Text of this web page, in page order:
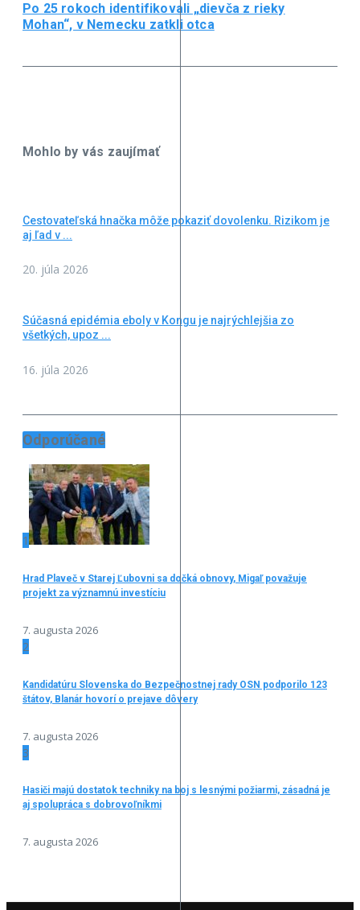
Po 25 rokoch identifikovali „dievča z rieky
Mohan“, v Nemecku zatkli otca
Mohlo by vás zaujímať
Cestovateľská hnačka môže pokaziť dovolenku. Rizikom je
aj ľad v ...
20. júla 2026
Súčasná epidémia eboly v Kongu je najrýchlejšia zo
všetkých, upoz ...
16. júla 2026
Odporúčané
1
Hrad Plaveč v Starej Ľubovni sa dočká obnovy, Migaľ považuje
projekt za významnú investíciu
7. augusta 2026
2
Kandidatúru Slovenska do Bezpečnostnej rady OSN podporilo 123
štátov, Blanár hovorí o prejave dôvery
7. augusta 2026
3
Hasiči majú dostatok techniky na boj s lesnými požiarmi, zásadná je
aj spolupráca s dobrovoľníkmi
7. augusta 2026